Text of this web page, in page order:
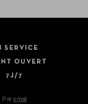
SERVICE
OUVERT
7J/7
Paremail